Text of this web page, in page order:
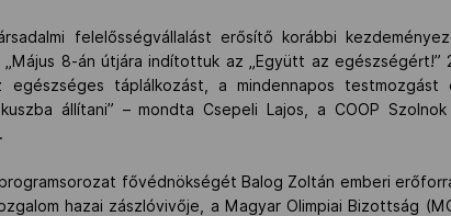
felelősségvállalást erősítő korábbi
8-án útjára indítottuk az „Együtt az egészségért!”
táplálkozást, a mindennapos
állítani” – mondta Csepeli Lajos, a COOP
fővédnökségét Balog Zoltán emberi
hazai zászlóvivője, a Magyar Olimpiai Bizottság